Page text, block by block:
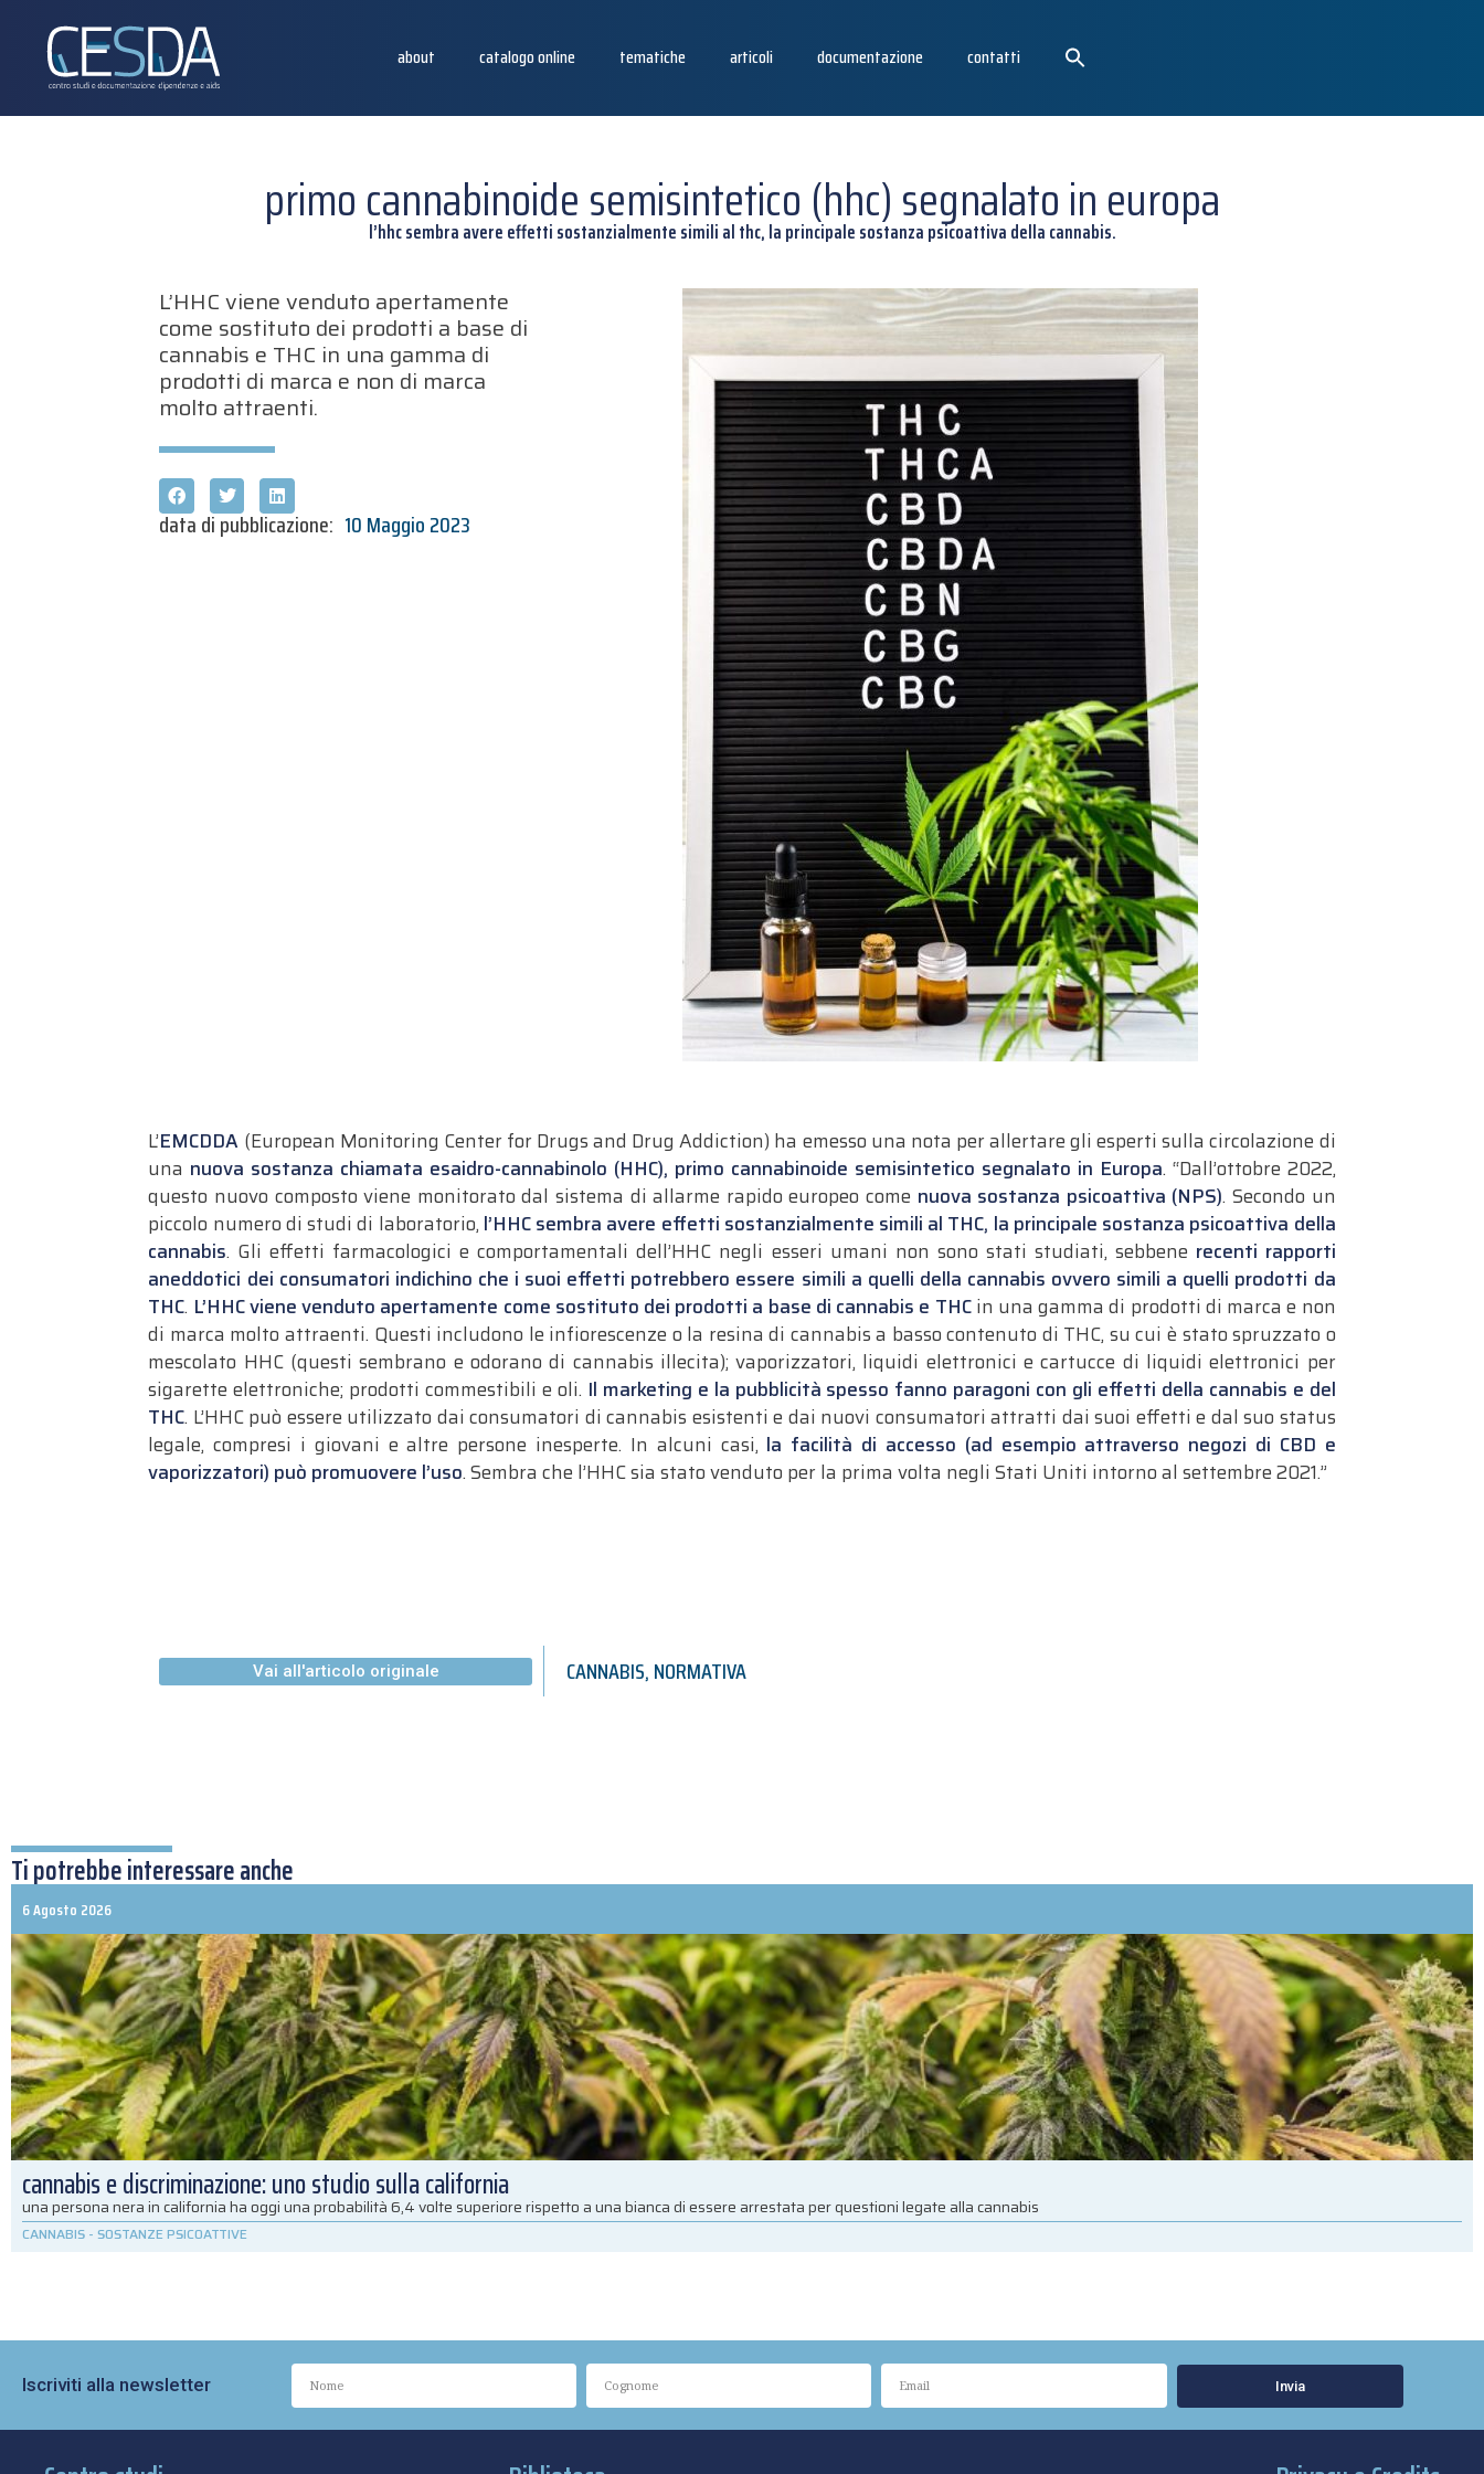
about catalogo online tematiche articoli documentazione contatti
primo cannabinoide semisintetico (hhc) segnalato in europa
l’hhc sembra avere effetti sostanzialmente simili al thc, la principale sostanza psicoattiva della cannabis.
L’HHC viene venduto apertamente
come sostituto dei prodotti a base di
cannabis e THC in una gamma di
prodotti di marca e non di marca
molto attraenti.
data di pubblicazione: 10 Maggio 2023
L’EMCDDA (European Monitoring Center for Drugs and Drug Addiction) ha emesso una nota per allertare gli esperti sulla circolazione di
una nuova sostanza chiamata esaidro-cannabinolo (HHC), primo cannabinoide semisintetico segnalato in Europa. “Dall’ottobre 2022,
questo nuovo composto viene monitorato dal sistema di allarme rapido europeo come nuova sostanza psicoattiva (NPS). Secondo un
piccolo numero di studi di laboratorio, l’HHC sembra avere effetti sostanzialmente simili al THC, la principale sostanza psicoattiva della
cannabis. Gli effetti farmacologici e comportamentali dell’HHC negli esseri umani non sono stati studiati, sebbene recenti rapporti
aneddotici dei consumatori indichino che i suoi effetti potrebbero essere simili a quelli della cannabis ovvero simili a quelli prodotti da
THC. L’HHC viene venduto apertamente come sostituto dei prodotti a base di cannabis e THCin una gamma di prodotti di marca e non
di marca molto attraenti. Questi includono le infiorescenze o la resina di cannabis a basso contenuto di THC, su cui è stato spruzzato o
mescolato HHC (questi sembrano e odorano di cannabis illecita); vaporizzatori, liquidi elettronici e cartucce di liquidi elettronici per
sigarette elettroniche; prodotti commestibili e oli. Il marketing e la pubblicità spesso fanno paragoni con gli effetti della cannabis e del
THC. L’HHC può essere utilizzato dai consumatori di cannabis esistenti e dai nuovi consumatori attratti dai suoi effetti e dal suo status
legale, compresi i giovani e altre persone inesperte. In alcuni casi, la facilità di accesso (ad esempio attraverso negozi di CBD e
vaporizzatori) può promuovere l’uso. Sembra che l’HHC sia stato venduto per la prima volta negli Stati Uniti intorno al settembre 2021.”
Vai all'articolo originale CANNABIS,NORMATIVA
Ti potrebbe interessare anche
6 Agosto 2026
cannabis e discriminazione: uno studio sulla california
una persona nera in california ha oggi una probabilità 6,4 volte superiore rispetto a una bianca di essere arrestata per questioni legate alla cannabis
CANNABIS - SOSTANZE PSICOATTIVE
Iscriviti alla newsletter Invia